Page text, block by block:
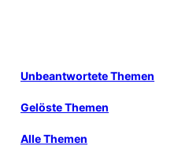
Unbeantwortete Themen
Gelöste Themen
Alle Themen